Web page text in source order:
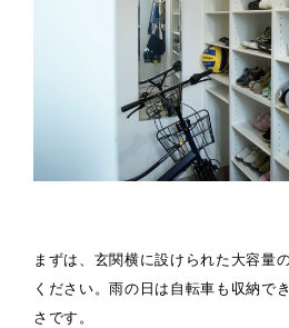
まずは、玄関横に設けられた大容量
ください。雨の日は自転車も収納で
さです。